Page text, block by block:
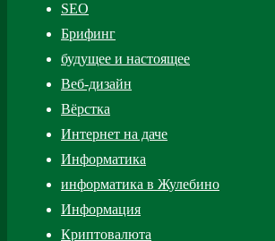
SEO
Брифинг
будущее и настоящее
Веб-дизайн
Вёрстка
Интернет на даче
Информатика
информатика в Жулебино
Информация
Криптовалюта